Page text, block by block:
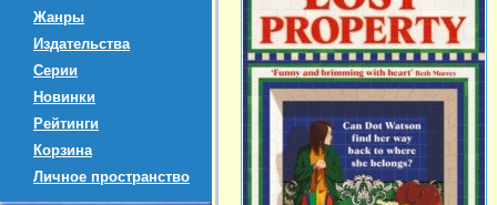
Жанры
Издательства
Серии
Новинки
Рейтинги
Корзина
Личное пространство